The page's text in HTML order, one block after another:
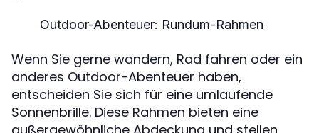
Outdoor-Abenteuer: Rundum-Rahmen
Wenn Sie gerne wandern, Rad fahren oder ein
anderes Outdoor-Abenteuer haben,
entscheiden Sie sich für eine umlaufende
Sonnenbrille. Diese Rahmen bieten eine